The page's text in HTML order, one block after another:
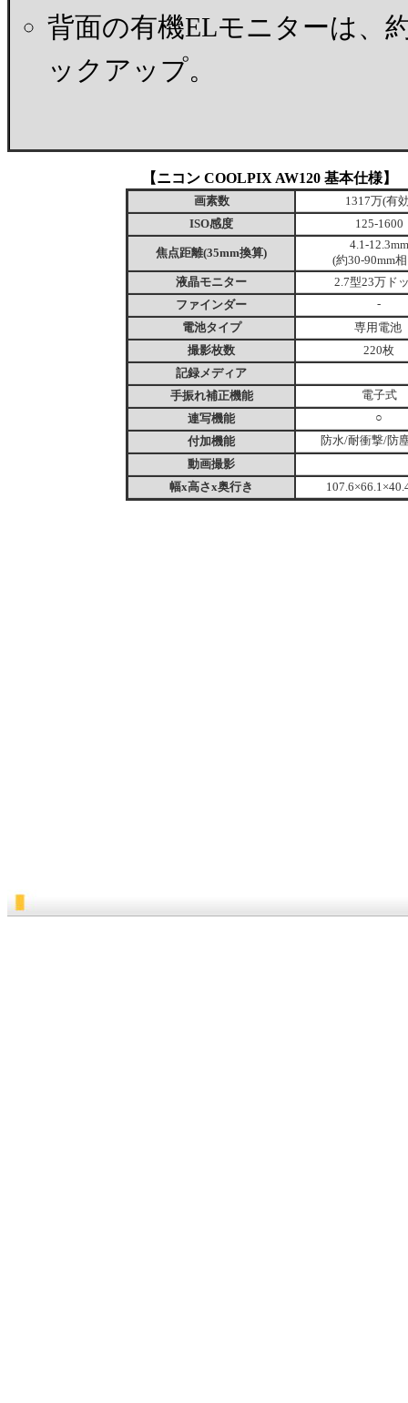
背面の有機ELモニターは、
ックアップ。
【ニコン COOLPIX AW120 基本仕様】
画素数
1317万(有
ISO感度
125-1600
焦点距離(35mm換算)
4.1-12.3mm
(約30-90mm
液晶モニター
2.7型23万ド
ファインダー
-
電池タイプ
専用電池
撮影枚数
220枚
記録メディア
手振れ補正機能
電子式
連写機能 ○
付加機能 防水/耐衝撃/防
動画撮影
幅x高さx奥行き